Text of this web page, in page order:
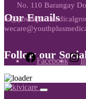
No. 110 Barangay
Our Emails
Follow our
Facebook